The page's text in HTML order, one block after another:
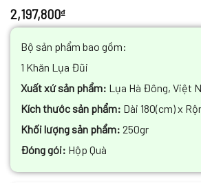
2,197,800₫
Bộ sản phẩm bao gồm:
1 Khăn Lụa Đũi
Xuất xứ sản phẩm: Lụa Hà Đông, Việt
Kích thước sản phẩm: Dài 180(cm) x
Khối lượng sản phẩm: 250gr
Đóng gói: Hộp Quà